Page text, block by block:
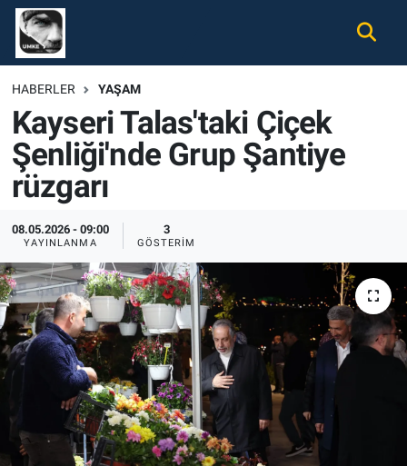
HABERLER YAŞAM
Kayseri Talas'taki Çiçek
Şenliği'nde Grup Şantiye
rüzgarı
08.05.2026 - 09:00
YAYINLANMA
3
GÖSTERIM
Gündem
Ekonomi
Spor
Magazin
Tüm Haberler
İletişim
Künye
Nöbetçi Eczaneler
Hava Durumu
Namaz Vakitleri
Trafik Durumu
Süper Lig Puan Durumu ve Fikstür
Tüm Manşetler
Son Dakika Haberleri
Haber Arşivi